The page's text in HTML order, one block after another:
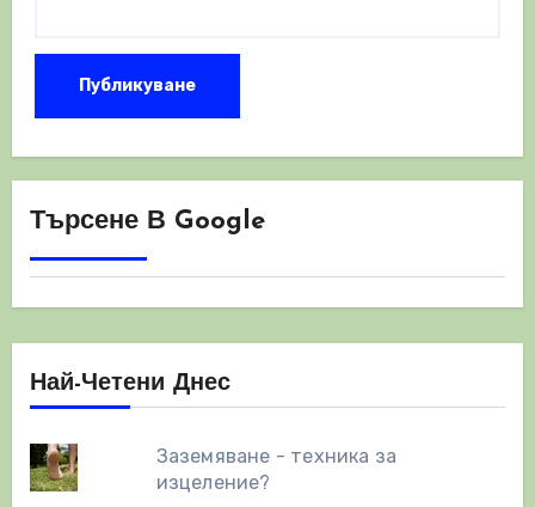
Търсене В Google
Най-Четени Днес
Заземяване - техника за
изцеление?